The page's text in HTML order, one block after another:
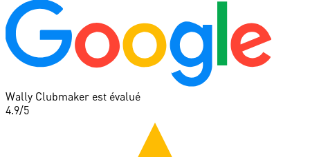
Wally Clubmaker est évalué
4.9/5